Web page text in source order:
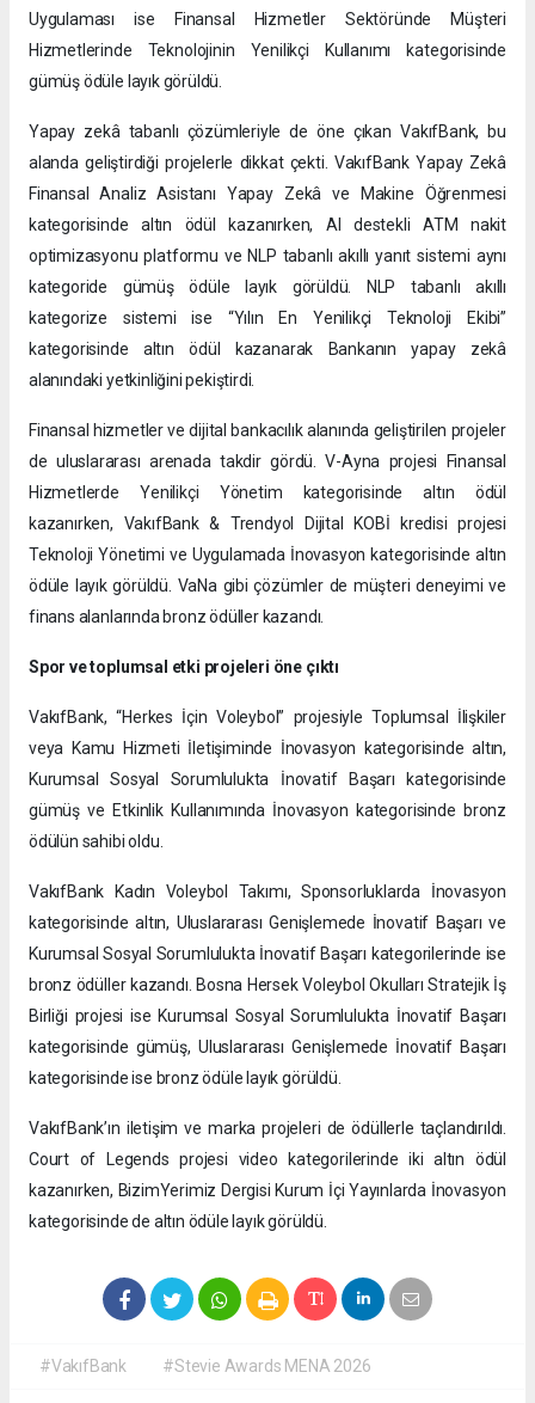
Uygulaması ise Finansal Hizmetler Sektöründe Müşteri
Hizmetlerinde Teknolojinin Yenilikçi Kullanımı kategorisinde
gümüş ödüle layık görüldü.
Yapay zekâ tabanlı çözümleriyle de öne çıkan VakıfBank, bu
alanda geliştirdiği projelerle dikkat çekti. VakıfBank Yapay Zekâ
Finansal Analiz Asistanı Yapay Zekâ ve Makine Öğrenmesi
kategorisinde altın ödül kazanırken, AI destekli ATM nakit
optimizasyonu platformu ve NLP tabanlı akıllı yanıt sistemi aynı
kategoride gümüş ödüle layık görüldü. NLP tabanlı akıllı
kategorize sistemi ise “Yılın En Yenilikçi Teknoloji Ekibi”
kategorisinde altın ödül kazanarak Bankanın yapay zekâ
alanındaki yetkinliğini pekiştirdi.
Finansal hizmetler ve dijital bankacılık alanında geliştirilen projeler
de uluslararası arenada takdir gördü. V-Ayna projesi Finansal
Hizmetlerde Yenilikçi Yönetim kategorisinde altın ödül
kazanırken, VakıfBank & Trendyol Dijital KOBİ kredisi projesi
Teknoloji Yönetimi ve Uygulamada İnovasyon kategorisinde altın
ödüle layık görüldü. VaNa gibi çözümler de müşteri deneyimi ve
finans alanlarında bronz ödüller kazandı.
Spor ve toplumsal etki projeleri öne çıktı
VakıfBank, “Herkes İçin Voleybol” projesiyle Toplumsal İlişkiler
veya Kamu Hizmeti İletişiminde İnovasyon kategorisinde altın,
Kurumsal Sosyal Sorumlulukta İnovatif Başarı kategorisinde
gümüş ve Etkinlik Kullanımında İnovasyon kategorisinde bronz
ödülün sahibi oldu.
VakıfBank Kadın Voleybol Takımı, Sponsorluklarda İnovasyon
kategorisinde altın, Uluslararası Genişlemede İnovatif Başarı ve
Kurumsal Sosyal Sorumlulukta İnovatif Başarı kategorilerinde ise
bronz ödüller kazandı. Bosna Hersek Voleybol Okulları Stratejik İş
Birliği projesi ise Kurumsal Sosyal Sorumlulukta İnovatif Başarı
kategorisinde gümüş, Uluslararası Genişlemede İnovatif Başarı
kategorisinde ise bronz ödüle layık görüldü.
VakıfBank’ın iletişim ve marka projeleri de ödüllerle taçlandırıldı.
Court of Legends projesi video kategorilerinde iki altın ödül
kazanırken, BizimYerimiz Dergisi Kurum İçi Yayınlarda İnovasyon
kategorisinde de altın ödüle layık görüldü.
#VakıfBank #Stevie Awards MENA 2026